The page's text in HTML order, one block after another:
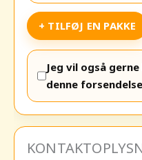
+ TILFØJ EN PAKKE
Jeg vil også
denne